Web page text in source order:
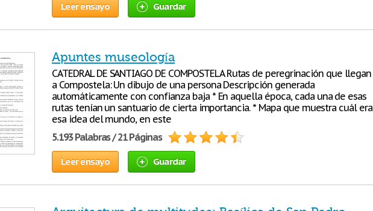
Leer ensayo Guardar
Apuntes museología
CATEDRAL DE SANTIAGO DE COMPOSTELA Rutas de peregrinación que llegan
a Compostela: Un dibujo de una persona Descripción generada
automáticamente con confianza baja * En aquella época, cada una de esas
rutas tenían un santuario de cierta importancia. * Mapa que muestra cuál era
esa idea del mundo, en este
5.193 Palabras / 21 Páginas
Leer ensayo Guardar